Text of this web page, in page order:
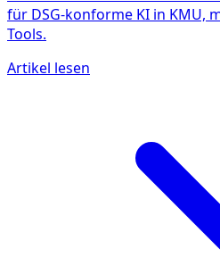
für DSG-konforme KI in KMU,
Tools.
Artikel lesen